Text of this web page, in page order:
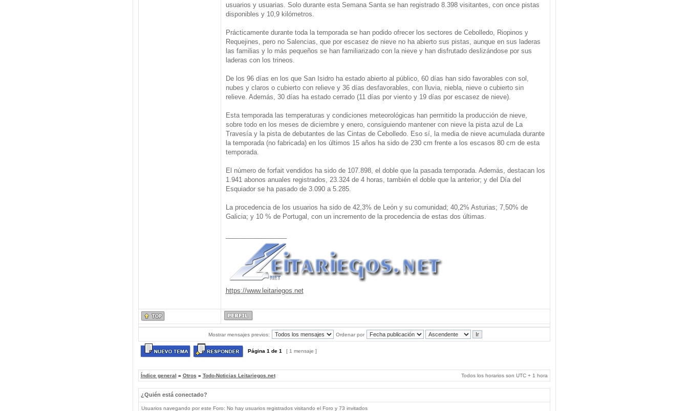
usuarios y usuarias. Solo durante esta Semana Santa se han registrado 8.398 visitantes, con once pistas
disponibles y 10,9 kilómetros.
Prácticamente durante toda la temporada se han podido ofrecer los sectores de Cebolledo, Riopinos y
Requejines, pero no Salencias, que por escasez de nieve no ha abierto sus pistas, aunque en sus laderas
las familias y lo más pequeños se han familiarizado con la nieve y han disfrutado deslizándose por sus
laderas con los trineos.
De los 96 días en los que San Isidro ha estado abierto al público, 60 días han sido favorables con sol,
nubes y claros o cubierto con relieve y 36 días desfavorables, con lluvia, niebla, nieve o cubierto sin
relieve. Además, 30 días ha estado cerrado (11 días por viento y 19 días por escasez de nieve).
Esta temporada las temperaturas y condiciones meteorológicas han permitido la producción de nieve,
sobre todo en los meses de diciembre y enero, consiguiendo mantener con nieve la pista azul de La
Travesía y la pista de debutantes de las Cintas de Cebolledo. Eso sí, la media de nieve acumulada durante
la temporada (no fabricada) en los últimos 15 años ha sido de 230 cm frente a los escasos 80 cm de esta
temporada.
El número de forfait vendidos ha sido de 107.898, el doble que la pasada temporada. Además, destacan los
1.941 abonos anuales registrados, 23.324 de 4 horas, también el doble que la anterior; y del Día del
Esquiador se ha pasado de 3.090 a 5.285.
La procedencia de los usuarios ha sido de 42,3% de León y su comunidad; 40,2% Asturias; 7,50% de
Galicia; y 10 % de Portugal, con un incremento de la procedencia de estas dos últimas.
https://www.leitariegos.net
Mostrar mensajes previos: Ordenar por
Página 1 de 1 [ 1 mensaje ]
Índice general » Otros » Todo-Noticias Leitariegos.net Todos los horarios son UTC + 1 hora
¿Quién está conectado?
Usuarios navegando por este Foro: No hay usuarios registrados visitando el Foro y 73 invitados